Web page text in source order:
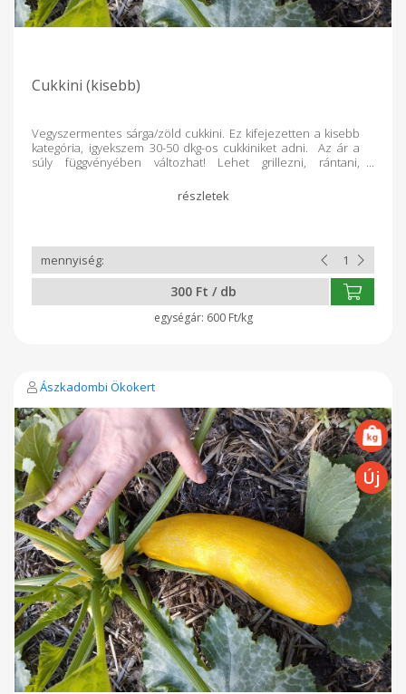
Cukkini (kisebb)
Vegyszermentes sárga/zöld cukkini. Ez kifejezetten a kisebb
kategória, igyekszem 30-50 dkg-os cukkiniket adni. Az ár a
súly függvényében változhat! Lehet grillezni, rántani,
hozzáfőzni, reszelve elkészíteni, stb. Sokoldalú zöldség,
vitathatatlan. Nyári melegben lecsót is fel lehet ütni vele, ami
színváltozatban érhető el: sárga és zöld. Utóbbiból kevesebb
kelt ki, ám ízben semmi különbség, ezért azon múlik, milyen
színű kerül a kosaradba, hogy éppen melyikből tudom a
300 Ft / db
600 Ft/kg
Ászkadombi Ökokert